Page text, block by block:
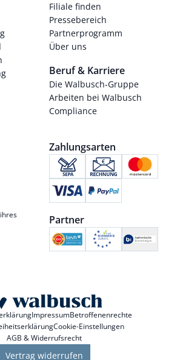
Filiale finden
Pressebereich
Partnerprogramm
Über uns
Beruf & Karriere
Die Walbusch-Gruppe
Arbeiten bei Walbusch
Compliance
Zahlungsarten
Partner
ImpressumBetroffenenrechte
Cookie-Einstellungen
AGB & Widerrufsrecht
Vertrag widerrufen